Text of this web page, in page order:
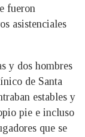
fueron
asistenciales
y dos hombres
de Santa
estables y
pie e incluso
que se